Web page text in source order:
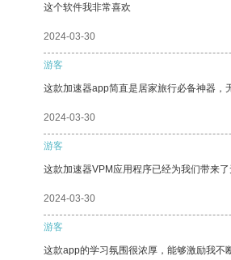
这个软件我非常喜欢
2024-03-30
游客
这款加速器app简直是居家旅行必备神器，
2024-03-30
游客
这款加速器VPM应用程序已经为我们带来了
2024-03-30
游客
这款app的学习氛围很浓厚，能够激励我不